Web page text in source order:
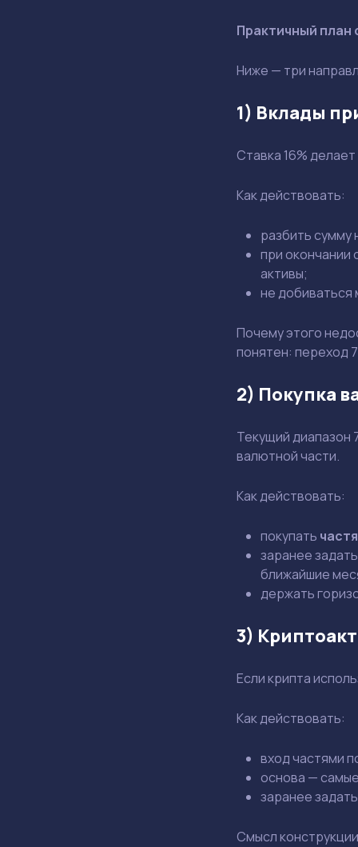
Практичный план
Ниже — три
1) Вклады
Ставка 16%
Как действовать:
разбить сумму
при окончании
активы;
не добиваться
Почему этого
понятен: переход
2) Покупка
Текущий диапазон
валютной части.
Как действовать:
покупать
заранее
ближайшие
держать
3)
Если крипта
Как действовать:
вход частями
основа —
заранее
Смысл